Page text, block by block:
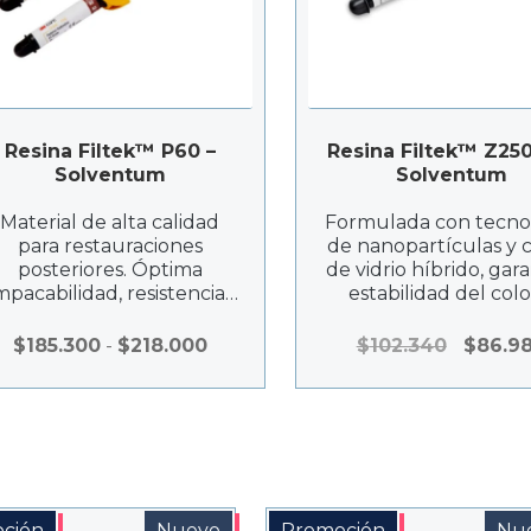
Resina Filtek™ P60 –
Solventum
Material de alta calidad
para restauraciones
posteriores. Óptima
resistencia y
esculpido y baja
$185.300 - $218.000Rango
$218.000
Resina Filtek™
Solventum
Formulada con
de nanopartículas y
de vidrio híbrido,
estabilidad del
estructura
$102.340
El$